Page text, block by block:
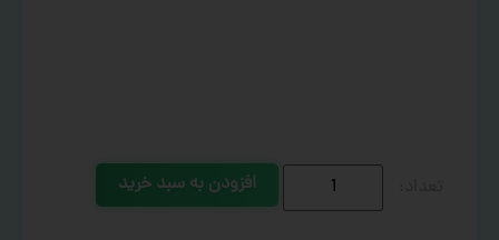
افزودن به سبد خرید